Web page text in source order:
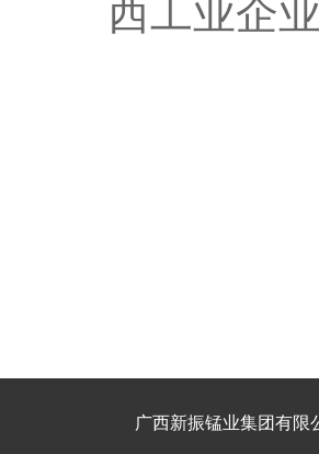
西工业企
广西新振锰业集团有限